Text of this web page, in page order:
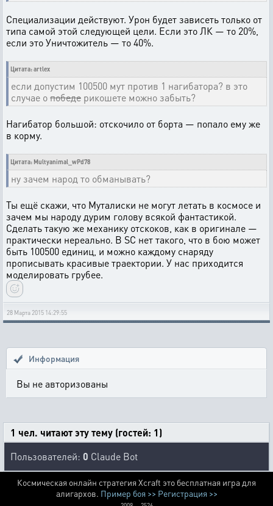
Специализации действуют. Урон будет зависеть только от
типа самой этой следующей цели. Если это ЛК — то 20%,
если это Уничтожитель — то 40%.
Цитата: artlex
если допустим 100500 мут против 1 нагибатора? в это
случае опобеде рикошете можно забыть?
Нагибатор большой: отскочило от борта — попало ему же
в корму.
Цитата: Multyanimal_wPd78
ну зачем народ то обманывать?
Ты ещё скажи, что Муталиски не могут летать в космосе и
зачем мы народу дурим голову всякой фантастикой.
Сделать такую же механику отскоков, как в оригинале —
практически нереально. В SC нет такого, что в бою может
быть 100500 единиц, и можно каждому снаряду
прописывать красивые траектории. У нас приходится
моделировать грубее.
28 Марта 2015 14:29:55
Информация
Вы не авторизованы
1 чел. читают эту тему (гостей: 1)
Пользователей: 0 Claude Bot
Космическая онлайн стратегия Xcraft это бесплатная игра для
алигархов. Пример боя >> Регистрация >>